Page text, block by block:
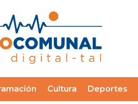
Cultura Deportes